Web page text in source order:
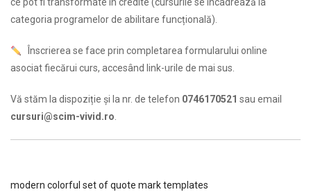
categoria programelor de abilitare funcțională).
Înscrierea se face prin completarea formularului online
asociat fiecărui curs, accesând link-urile de mai sus.
Vă stăm la dispoziție şi la nr. de telefon 0746170521 sau email
cursuri@scim-vivid.ro
modern colorful set of quote mark templates